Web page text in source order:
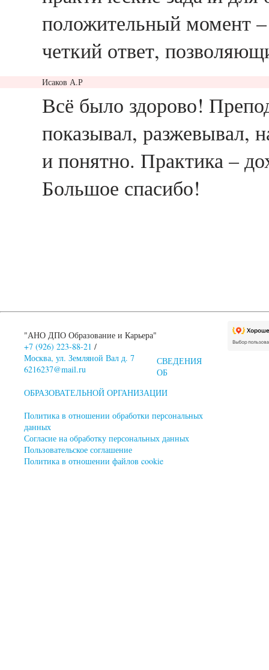
положительный момент –
четкий ответ,
Исаков А.Р
Всё было здорово!
показывал, разжевывал,
и понятно. Практика –
Большое спасибо!
"АНО ДПО Образование и Карьера"
+7 (926) 223-88-21 /
Москва, ул. Земляной Вал д. 7
6216237@mail.ru
СВЕДЕНИЯ
ОБ
ОБРАЗОВАТЕЛЬНОЙ ОРГАНИЗАЦИИ
Политика в отношении обработки персональных
данных
Согласие на обработку персональных данных
Пользовательское соглашение
Политика в отношении файлов cookie